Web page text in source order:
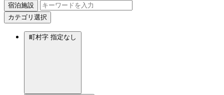
宿泊施設
カテゴリ選択
町村字 指定なし